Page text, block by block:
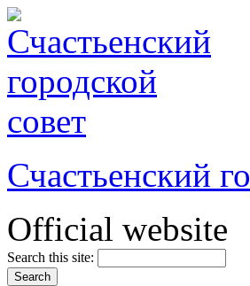
Счастьенский
Official website
Search this site: